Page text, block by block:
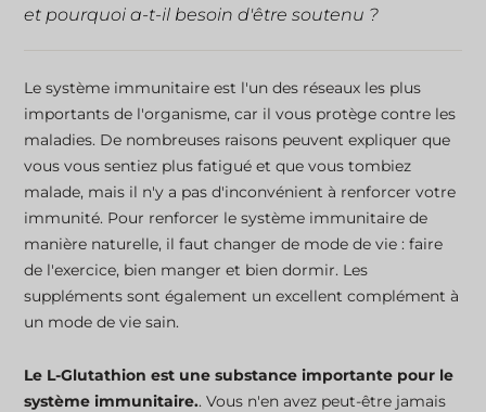
Le système immunitaire est l'un des réseaux les plus
importants de l'organisme, car il vous protège contre les
maladies. De nombreuses raisons peuvent expliquer que
vous vous sentiez plus fatigué et que vous tombiez
malade, mais il n'y a pas d'inconvénient à renforcer votre
immunité. Pour renforcer le système immunitaire de
manière naturelle, il faut changer de mode de vie : faire
de l'exercice, bien manger et bien dormir. Les
suppléments sont également un excellent complément à
un mode de vie sain.
Le L-Glutathion est une substance importante pour le
système immunitaire.. Vous n'en avez peut-être jamais
et pourquoi a-t-il besoin d'être soutenu ?
Comment le système immunitaire fonctionne-t-il
et pourquoi a-t-il besoin d'être soutenu ?
La science derrière le L-Glutathion et la fonction
immunitaire
Pourquoi la supplémentation en L-Glutathion est
le meilleur moyen de renforcer votre immunité
Autres avantages pour la santé du L-Glutathion